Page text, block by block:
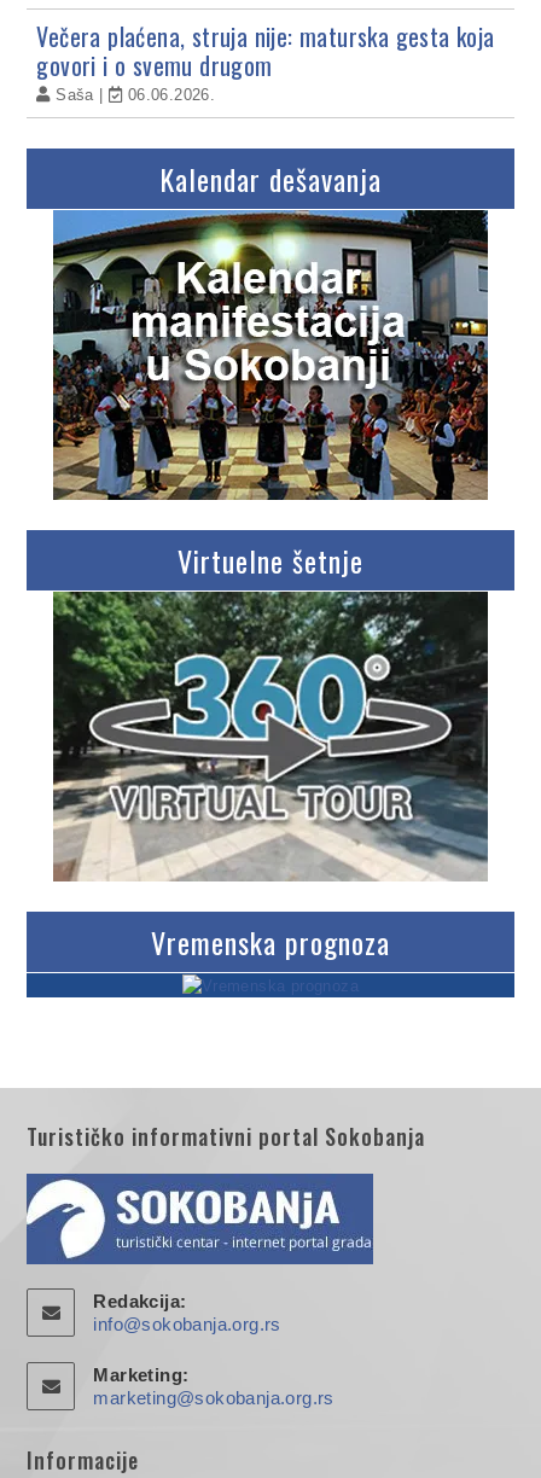
Večera plaćena, struja nije: maturska gesta koja
govori i o svemu drugom
Saša 06.06.2026.
Kalendar dešavanja
Virtuelne šetnje
Vremenska prognoza
Turističko informativni portal Sokobanja
Redakcija:
info@sokobanja.org.rs
Marketing:
marketing@sokobanja.org.rs
Informacije